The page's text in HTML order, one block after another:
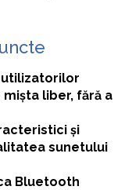
utilizatorilor
liber, fără a
și
sunetului
Bluetooth